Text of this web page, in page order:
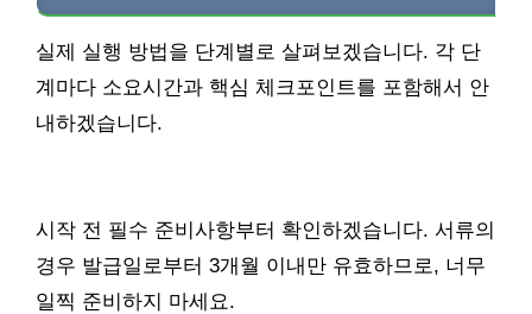
실제 실행 방법을 단계별로 살펴보겠습니다. 각 단
계마다 소요시간과 핵심 체크포인트를 포함해서 안
내하겠습니다.
시작 전 필수 준비사항부터 확인하겠습니다. 서류의
경우 발급일로부터 3개월 이내만 유효하므로, 너무
일찍 준비하지 마세요.